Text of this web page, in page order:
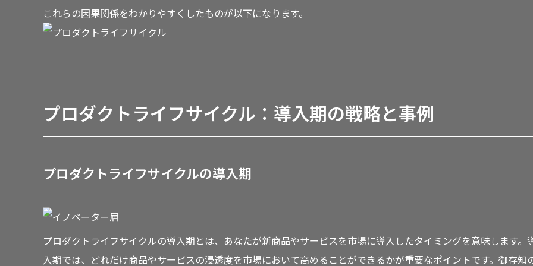
これらの因果関係をわかりやすくしたものが以下になります。
プロダクトライフサイクル：導入期の戦略と事例
プロダクトライフサイクルの導入期
プロダクトライフサイクルの導入期とは、あなたが新商品やサービスを市場に導入したタイミングを意味します。
入期では、どれだけ商品やサービスの浸透度を市場において高めることができるかが重要なポイントです。御存知